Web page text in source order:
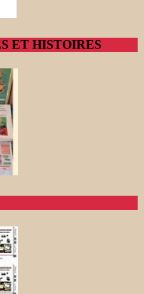
ET HISTOIRES